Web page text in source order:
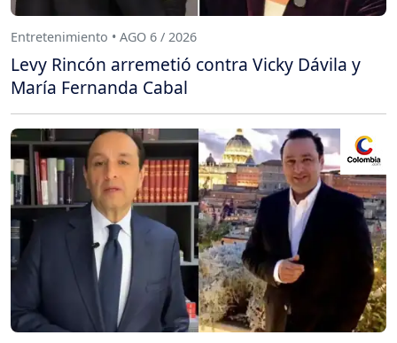
Entretenimiento • AGO 6 / 2026
Levy Rincón arremetió contra Vicky Dávila y
María Fernanda Cabal